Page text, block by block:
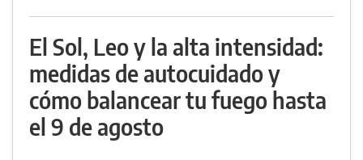
El Sol, Leo y la alta intensidad:
medidas de autocuidado y
cómo balancear tu fuego hasta
el 9 de agosto